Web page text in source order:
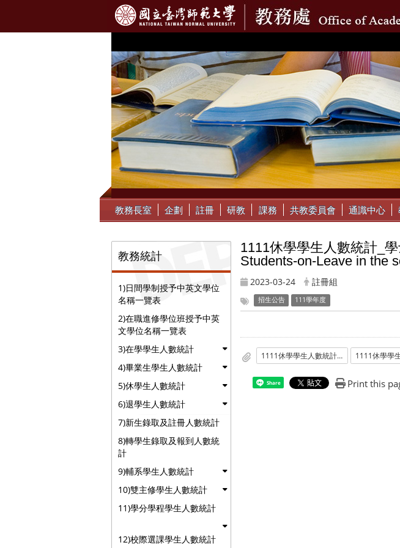
::: 教務長室 企劃 註冊 研教 課務 共教委員會 通識中心
教務統計
1)日間學制授予中英文學位
名稱一覽表
2)在職進修學位班授予中英
文學位名稱一覽表
3)在學學生人數統計
4)畢業生學生人數統計
5)休學生人數統計
6)退學生人數統計
7)新生錄取及註冊人數統計
8)轉學生錄取及報到人數統
計
9)輔系學生人數統計
10)雙主修學生人數統計
11)學分學程學生人數統計
12)校際選課學生人數統計
1111休學學生人數統計_
Students-on-Leave in the
2023-03-24 註冊組
招生公告 111學年度
1111休學學生人數統計_學士班pdf
Share Print this